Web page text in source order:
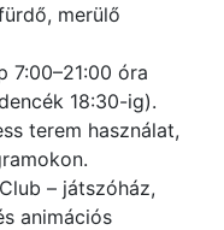
merülő
7:00–21:00 óra
18:30-ig).
terem használat,
– játszóház,
animációs